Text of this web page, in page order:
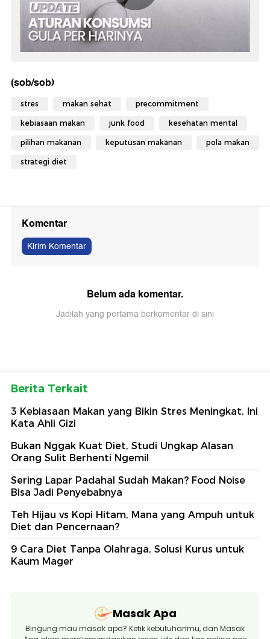
(sob/sob)
stres makan sehat precommitment
kebiasaan makan junk food kesehatan mental
pilihan makanan keputusan makanan pola makan
strategi diet
Komentar
Kirim Komentar
Belum ada komentar.
Jadilah yang pertama berkomentar di sini
Berita Terkait
3 Kebiasaan Makan yang Bikin Stres Meningkat, Ini
Kata Ahli Gizi
Bukan Nggak Kuat Diet, Studi Ungkap Alasan
Orang Sulit Berhenti Ngemil
Sering Lapar Padahal Sudah Makan? Food Noise
Bisa Jadi Penyebabnya
Teh Hijau vs Kopi Hitam, Mana yang Ampuh untuk
Diet dan Pencernaan?
9 Cara Diet Tanpa Olahraga, Solusi Kurus untuk
Kaum Mager
Masak Apa
Bingung mau masak apa? Ketik kebutuhanmu, dan Masak